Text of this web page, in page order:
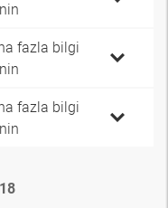
fazla bilgi
fazla bilgi
18